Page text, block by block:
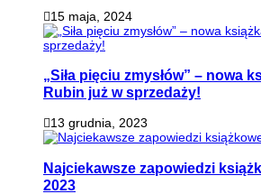
15 maja, 2024
„Siła pięciu zmysłów” – nowa
Rubin już w sprzedaży!
13 grudnia, 2023
Najciekawsze zapowiedzi
2023